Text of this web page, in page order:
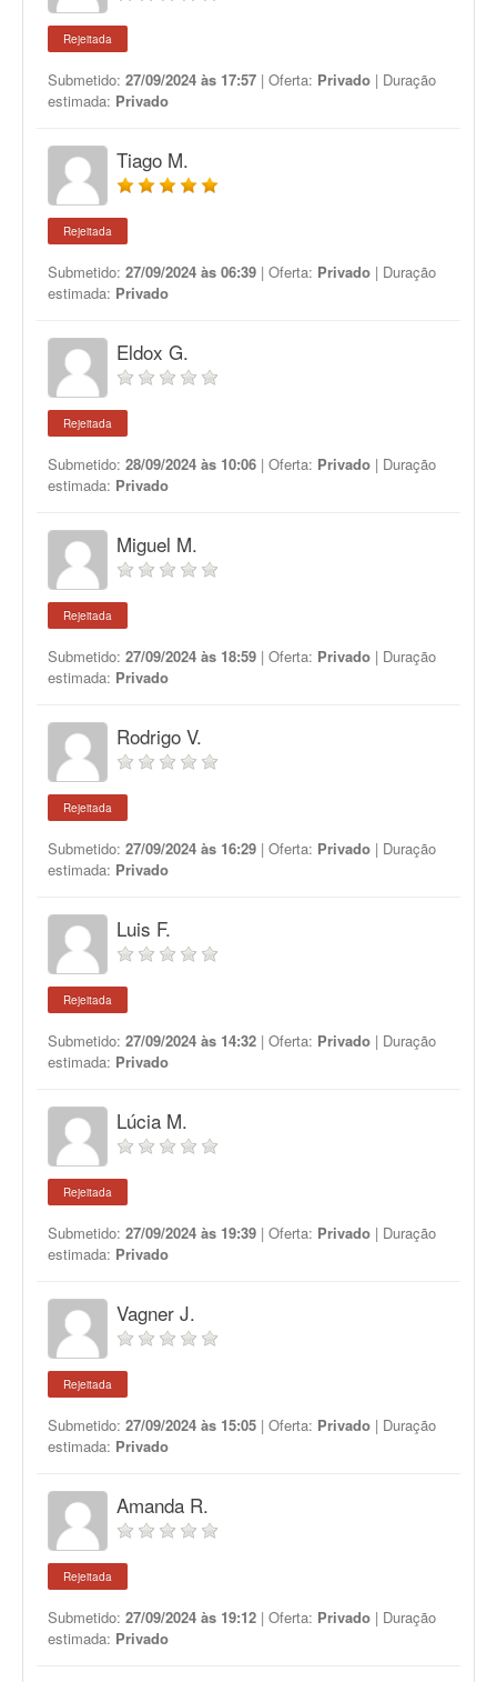
Rejeitada
Submetido: 27/09/2024 às 17:57 | Oferta: Privado | Duração
estimada: Privado
Tiago M.
Rejeitada
Submetido: 27/09/2024 às 06:39 | Oferta: Privado | Duração
estimada: Privado
Eldox G.
Rejeitada
Submetido: 28/09/2024 às 10:06 | Oferta: Privado | Duração
estimada: Privado
Miguel M.
Rejeitada
Submetido: 27/09/2024 às 18:59 | Oferta: Privado | Duração
estimada: Privado
Rodrigo V.
Rejeitada
Submetido: 27/09/2024 às 16:29 | Oferta: Privado | Duração
estimada: Privado
Luis F.
Rejeitada
Submetido: 27/09/2024 às 14:32 | Oferta: Privado | Duração
estimada: Privado
Lúcia M.
Rejeitada
Submetido: 27/09/2024 às 19:39 | Oferta: Privado | Duração
estimada: Privado
Vagner J.
Rejeitada
Submetido: 27/09/2024 às 15:05 | Oferta: Privado | Duração
estimada: Privado
Amanda R.
Rejeitada
Submetido: 27/09/2024 às 19:12 | Oferta: Privado | Duração
estimada: Privado